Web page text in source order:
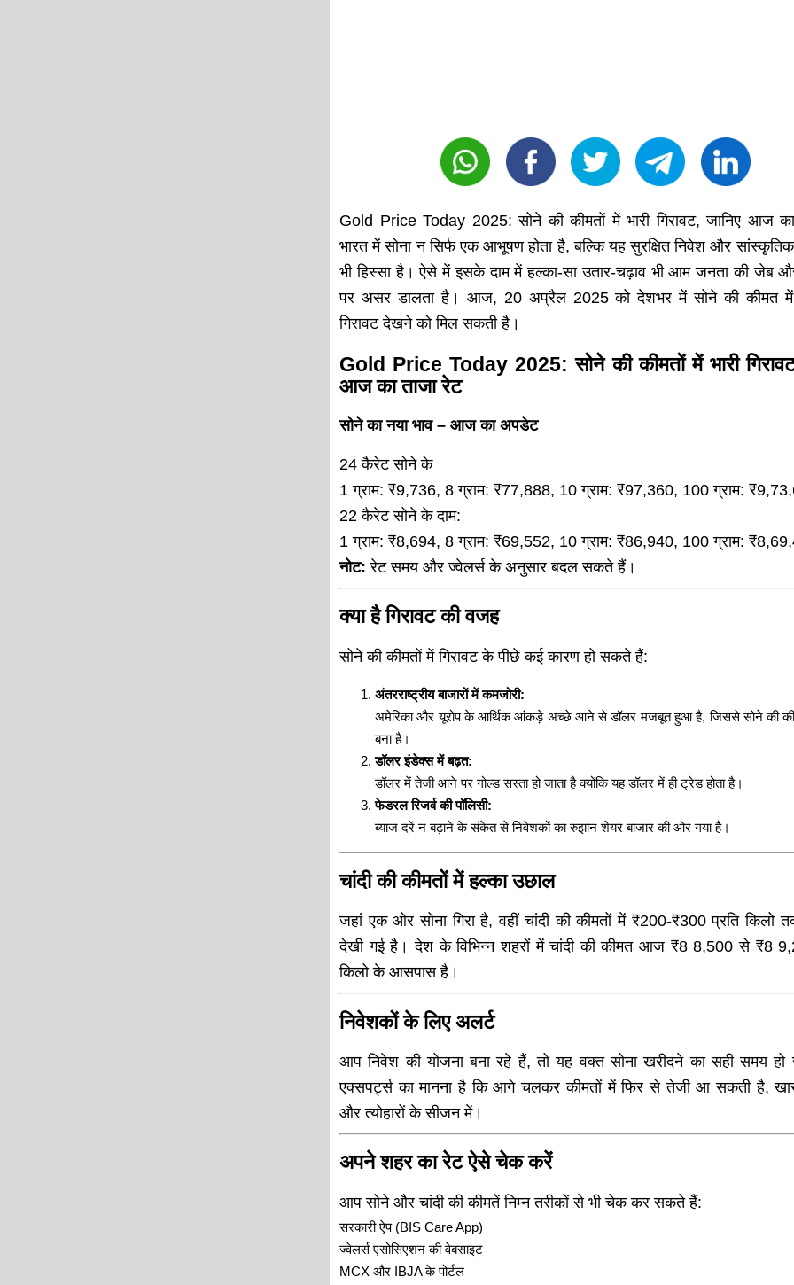
Gold Price Today 2025: सोने की कीमतों में भारी गिरावट, जानिए आज
भारत में सोना न सिर्फ एक आभूषण होता है, बल्कि यह सुरक्षित निवेश और सांस्कृतिक
भी हिस्सा है। ऐसे में इसके दाम में हल्का-सा उतार-चढ़ाव भी आम जनता की जेब
पर असर डालता है। आज, 20 अप्रैल 2025 को देशभर में सोने की कीमत
गिरावट देखने को मिल सकती है।
Gold Price Today 2025: सोने की कीमतों में भारी
आज का ताजा रेट
सोने का नया भाव – आज का अपडेट
24 कैरेट सोने के
1 ग्राम: ₹9,736, 8 ग्राम: ₹77,888, 10 ग्राम: ₹97,360, 100 ग्राम:
22 कैरेट सोने के दाम:
1 ग्राम: ₹8,694, 8 ग्राम: ₹69,552, 10 ग्राम: ₹86,940, 100 ग्राम:
नोट: रेट समय और ज्वेलर्स के अनुसार बदल सकते हैं।
क्या है गिरावट की वजह
सोने की कीमतों में गिरावट के पीछे कई कारण हो सकते हैं:
अंतरराष्ट्रीय बाजारों में कमजोरी:
अमेरिका और यूरोप के आर्थिक आंकड़े अच्छे आने से डॉलर मजबूत हुआ है, जिससे सोने की
बना है।
डॉलर इंडेक्स में बढ़त:
डॉलर में तेजी आने पर गोल्ड सस्ता हो जाता है क्योंकि यह डॉलर में ही ट्रेड होता है।
फेडरल रिजर्व की पॉलिसी:
ब्याज दरें न बढ़ाने के संकेत से निवेशकों का रुझान शेयर बाजार की ओर गया है।
चांदी की कीमतों में हल्का उछाल
जहां एक ओर सोना गिरा है, वहीं चांदी की कीमतों में ₹200-₹300 प्रति किलो
देखी गई है। देश के विभिन्न शहरों में चांदी की कीमत आज ₹8 8,500 से ₹8
किलो के आसपास है।
निवेशकों के लिए अलर्ट
आप निवेश की योजना बना रहे हैं, तो यह वक्त सोना खरीदने का सही समय
एक्सपर्ट्स का मानना है कि आगे चलकर कीमतों में फिर से तेजी आ सकती है,
और त्योहारों के सीजन में।
अपने शहर का रेट ऐसे चेक करें
आप सोने और चांदी की कीमतें निम्न तरीकों से भी चेक कर सकते हैं:
सरकारी ऐप (BIS Care App)
ज्वेलर्स एसोसिएशन की वेबसाइट
MCX और IBJA के पोर्टल